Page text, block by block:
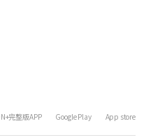
完整版APP Google Play App store